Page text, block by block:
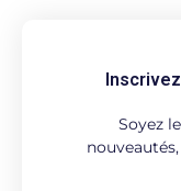
Soyez